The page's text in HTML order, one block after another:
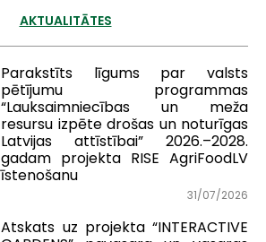
AKTUALITĀTES
Parakstīts līgums par valsts
pētījumu programmas
“Lauksaimniecības un meža
resursu izpēte drošas un noturīgas
Latvijas attīstībai” 2026.–2028.
gadam projekta RISE AgriFoodLV
īstenošanu
31/07/2026
Atskats uz projekta “INTERACTIVE